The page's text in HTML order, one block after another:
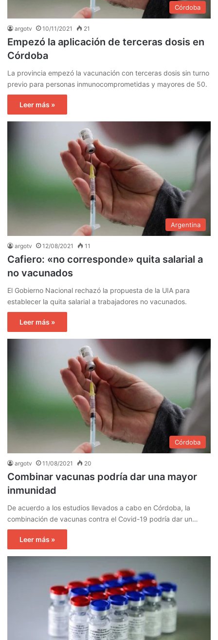
Córdoba
argotv 10/11/2021 21
Empezó la aplicación de terceras dosis en
Córdoba
La provincia empezó la vacunación con terceras dosis sin turno
previo para personas inmunocomprometidas y mayores de 50.
Leer más »
Argentina
argotv 12/08/2021 11
Cafiero: «no corresponde» quita salarial a
no vacunados
El Gobierno Nacional rechazó la propuesta de la UIA para
establecer la quita salarial a trabajadores no vacunados.
Leer más »
Córdoba
argotv 11/08/2021 20
Combinar vacunas podría dar una mayor
inmunidad
De acuerdo a los estudios llevados a cabo en Córdoba, la
combinación de vacunas contra el Covid-19 podría dar un…
Leer más »